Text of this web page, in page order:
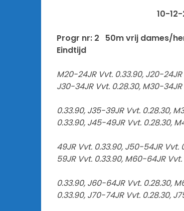
10-
Progr nr: 2 50m vrij dames/
Eindtijd
M20-24JR Vvt. 0.33.90, J20-
J30-34JR Vvt. 0.28.30, M30-
0.33.90, J35-39JR Vvt. 0.28.30,
0.33.90, J45-49JR Vvt. 0.28.30,
49JR Vvt. 0.33.90, J50-54JR
59JR Vvt. 0.33.90, M60-64JR Vvt.
0.33.90, J60-64JR Vvt. 0.28.30,
0.33.90, J70-74JR Vvt. 0.28.30,